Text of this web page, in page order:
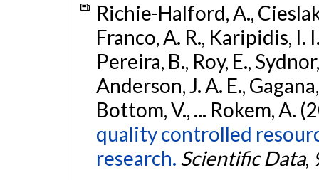
Richie-Halford, A.,
Franco, A. R., Karipidis, I.
Pereira, B., Roy, E.,
Anderson, J. A. E.,
Bottom, V., ... Rokem, A.
quality controlled
research. Scientific Data,